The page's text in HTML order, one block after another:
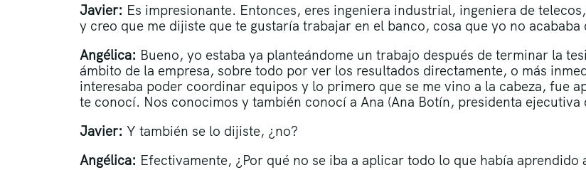
Javier: Es impresionante. Entonces, eres ingeniera industrial, ingeniera de
y creo que me dijiste que te gustaría trabajar en el banco, cosa que yo no
Angélica: Bueno, yo estaba ya planteándome un trabajo después de terminar la
ámbito de la empresa, sobre todo por ver los resultados directamente, o más
interesaba poder coordinar equipos y lo primero que se me vino a la cabeza, fue
te conocí. Nos conocimos y también conocí a Ana (Ana Botín, presidenta ejecutiva
Javier: Y también se lo dijiste, ¿no?
Angélica: Efectivamente, ¿Por qué no se iba a aplicar todo lo que había